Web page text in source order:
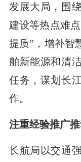
发展大局，围
建设等热点难
提质”，增补智
舶新能源和清
任务，谋划长
作。
注重经验推广
长航局以交通